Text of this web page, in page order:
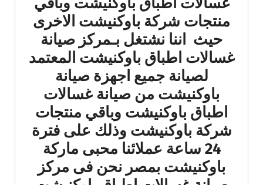
منتجات شركة باوكنيشت الاخرى
حيث اننا نشتغل بـمركز صيانة
غسالات اطباق باوكنيشت المعتمد
لصيانة جميع اجهزة صيانة
باوكنيشت من صيانة غسالات
اطباق باوكنيشت وباقي منتجات
شركة باوكنيشت وذلك على فترة
24 ساعة عملائنا محبى ماركة
باوكنيشت بمصر نحن فى مركز